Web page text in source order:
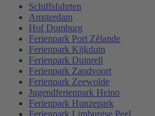
Schiffsfahrten
Amsterdam
Hof Domburg
Ferienpark Port Zèlande
Ferienpark Kijkduin
Ferienpark Duinrell
Ferienpark Zandvoort
Ferienpark Zeewolde
Jugendferienpark Heino
Ferienpark Hunzepark
Ferienpark Limburgse Peel